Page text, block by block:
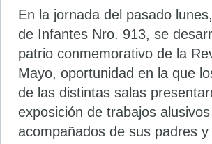
En la jornada del pasado
de Infantes Nro. 913, se
patrio conmemorativo de la
Mayo, oportunidad en la que
de las distintas salas
exposición de trabajos
acompañados de sus padres y